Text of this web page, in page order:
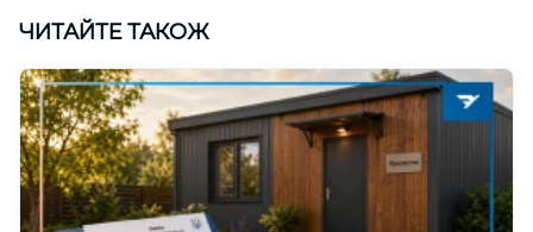
ЧИТАЙТЕ ТАКОЖ